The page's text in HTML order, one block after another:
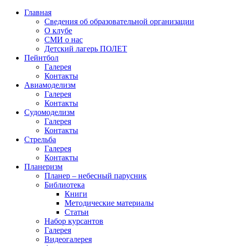
Главная
Сведения об образовательной организации
О клубе
СМИ о нас
Детский лагерь ПОЛЕТ
Пейнтбол
Галерея
Контакты
Авиамоделизм
Галерея
Контакты
Судомоделизм
Галерея
Контакты
Стрельба
Галерея
Контакты
Планеризм
Планер – небесный парусник
Библиотека
Книги
Методические материалы
Статьи
Набор курсантов
Галерея
Видеогалерея